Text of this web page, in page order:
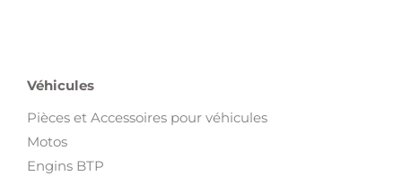
Véhicules
Pièces et Accessoires pour véhicules
Motos
Engins BTP